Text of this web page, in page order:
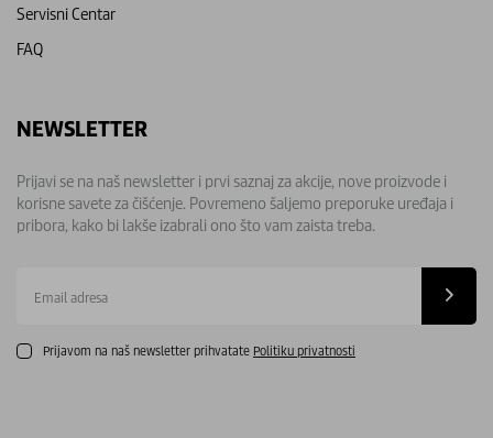
Servisni Centar
FAQ
NEWSLETTER
Prijavi se na naš newsletter i prvi saznaj za akcije, nove proizvode i
korisne savete za čišćenje. Povremeno šaljemo preporuke uređaja i
pribora, kako bi lakše izabrali ono što vam zaista treba.
adresa
Prijavom na naš newsletter prihvatate Politiku privatnosti